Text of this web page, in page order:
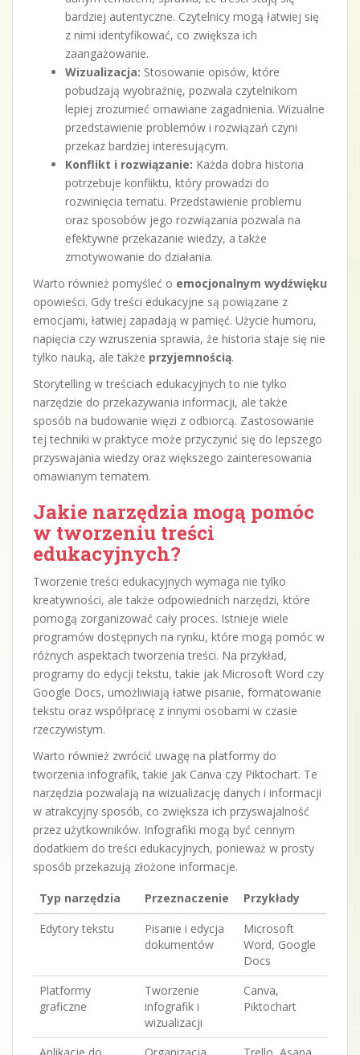
bardziej autentyczne. Czytelnicy mogą łatwiej się
z nimi identyfikować, co zwiększa ich
zaangażowanie.
Wizualizacja: Stosowanie opisów, które
pobudzają wyobraźnię, pozwala czytelnikom
lepiej zrozumieć omawiane zagadnienia. Wizualne
przedstawienie problemów i rozwiązań czyni
przekaz bardziej interesującym.
Konflikt i rozwiązanie: Każda dobra historia
potrzebuje konfliktu, który prowadzi do
rozwinięcia tematu. Przedstawienie problemu
oraz sposobów jego rozwiązania pozwala na
efektywne przekazanie wiedzy, a także
zmotywowanie do działania.
Warto również pomyśleć o emocjonalnym wydźwięku
opowieści. Gdy treści edukacyjne są powiązane z
emocjami, łatwiej zapadają w pamięć. Użycie humoru,
napięcia czy wzruszenia sprawia, że historia staje się nie
tylko nauką, ale także przyjemnością.
Storytelling w treściach edukacyjnych to nie tylko
narzędzie do przekazywania informacji, ale także
sposób na budowanie więzi z odbiorcą. Zastosowanie
tej techniki w praktyce może przyczynić się do lepszego
przyswajania wiedzy oraz większego zainteresowania
omawianym tematem.
Jakie narzędzia mogą pomóc
w tworzeniu treści
edukacyjnych?
Tworzenie treści edukacyjnych wymaga nie tylko
kreatywności, ale także odpowiednich narzędzi, które
pomogą zorganizować cały proces. Istnieje wiele
programów dostępnych na rynku, które mogą pomóc w
różnych aspektach tworzenia treści. Na przykład,
programy do edycji tekstu, takie jak Microsoft Word czy
Google Docs, umożliwiają łatwe pisanie, formatowanie
tekstu oraz współpracę z innymi osobami w czasie
rzeczywistym.
Warto również zwrócić uwagę na platformy do
tworzenia infografik, takie jak Canva czy Piktochart. Te
narzędzia pozwalają na wizualizację danych i informacji
w atrakcyjny sposób, co zwiększa ich przyswajalność
przez użytkowników. Infografiki mogą być cennym
dodatkiem do treści edukacyjnych, ponieważ w prosty
sposób przekazują złożone informacje.
Typ narzędzia Przeznaczenie
Przykłady
Edytory tekstu
Pisanie i edycja
dokumentów
Microsoft
Word, Google
Docs
Platformy
graficzne
Tworzenie
infografik i
wizualizacji
Canva,
Piktochart
Aplikacje do
Organizacja
Trello, Asana